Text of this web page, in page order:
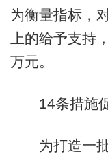
为衡量指标，
上的给予支持
万元。
14条措施促
为打造一批